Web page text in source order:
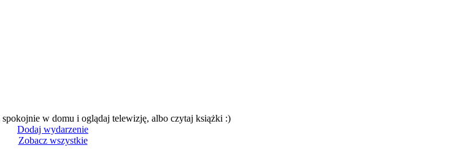
w domu i oglądaj telewizję, albo czytaj książki :)
Dodaj wydarzenie
Zobacz wszystkie